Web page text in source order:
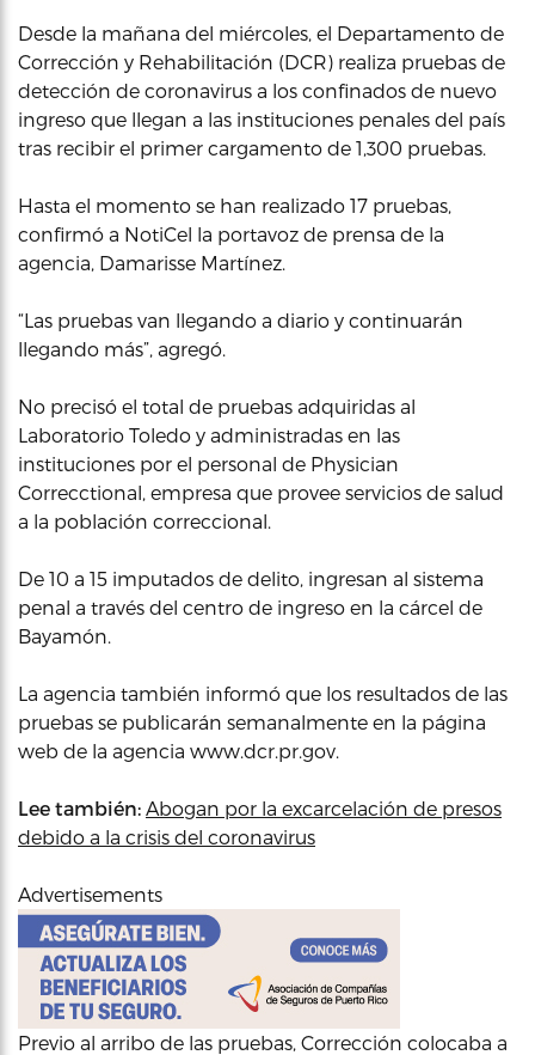
Desde la mañana del miércoles, el Departamento de
Corrección y Rehabilitación (DCR) realiza pruebas de
detección de coronavirus a los confinados de nuevo
ingreso que llegan a las instituciones penales del país
tras recibir el primer cargamento de 1,300 pruebas.
Hasta el momento se han realizado 17 pruebas,
confirmó a NotiCel la portavoz de prensa de la
agencia, Damarisse Martínez.
“Las pruebas van llegando a diario y continuarán
llegando más”, agregó.
No precisó el total de pruebas adquiridas al
Laboratorio Toledo y administradas en las
instituciones por el personal de Physician
Correcctional, empresa que provee servicios de salud
a la población correccional.
De 10 a 15 imputados de delito, ingresan al sistema
penal a través del centro de ingreso en la cárcel de
Bayamón.
La agencia también informó que los resultados de las
pruebas se publicarán semanalmente en la página
web de la agencia www.dcr.pr.gov.
Lee también: Abogan por la excarcelación de presos
debido a la crisis del coronavirus
Advertisements
Previo al arribo de las pruebas, Corrección colocaba a